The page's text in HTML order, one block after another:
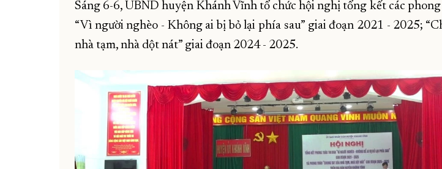
Sáng 6-6, UBND huyện Khánh Vĩnh tổ chức hội nghị tổng kết các
“Vì người nghèo - Không ai bị bỏ lại phía sau” giai đoạn 2021 - 2025;
nhà tạm, nhà dột nát” giai đoạn 2024 - 2025.